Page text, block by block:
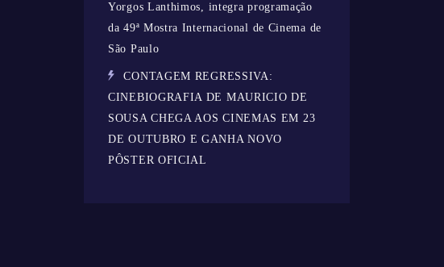
Yorgos Lanthimos, integra programação
da 49ª Mostra Internacional de Cinema de
São Paulo
CONTAGEM REGRESSIVA:
CINEBIOGRAFIA DE MAURICIO DE
SOUSA CHEGA AOS CINEMAS EM 23
DE OUTUBRO E GANHA NOVO
PÔSTER OFICIAL